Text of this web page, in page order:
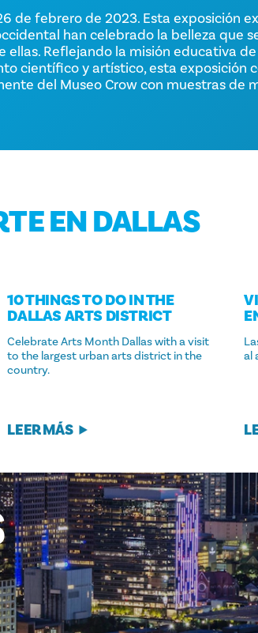
de febrero de 2023. Esta exposición
han celebrado la belleza que
ellas. Reflejando la misión educativa
científico y artístico, esta exposición
del Museo Crow con muestras de
EN DALLAS
10 THINGS TO DO IN THE
DALLAS ARTS DISTRICT
Celebrate Arts Month Dallas with a visit
to the largest urban arts district in the
country.
LEER MÁS
al